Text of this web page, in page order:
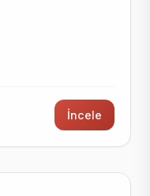
İncele